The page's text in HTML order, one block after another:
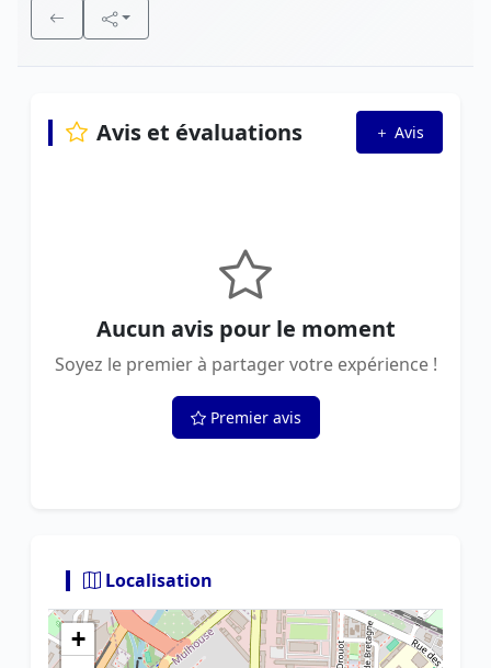
Avis et évaluations Avis
Aucun avis pour le moment
Soyez le premier à partager votre expérience !
Premier avis
Localisation
+